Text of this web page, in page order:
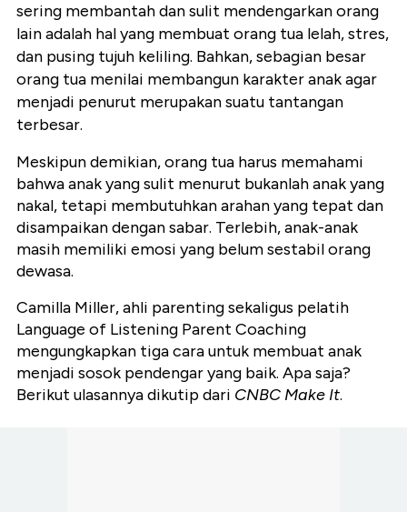
sering membantah dan sulit mendengarkan orang
lain adalah hal yang membuat orang tua lelah, stres,
dan pusing tujuh keliling. Bahkan, sebagian besar
orang tua menilai membangun karakteranakagar
menjadi penurut merupakan suatu tantangan
terbesar.
Meskipun demikian, orang tua harus memahami
bahwa anak yang sulit menurut bukanlah anak yang
nakal, tetapi membutuhkan arahan yang tepat dan
disampaikan dengan sabar. Terlebih, anak-anak
masih memiliki emosi yang belum sestabil orang
dewasa.
Camilla Miller, ahli parenting sekaligus pelatih
Language of Listening Parent Coaching
mengungkapkan tiga cara untuk membuat anak
menjadi sosok pendengar yang baik. Apa saja?
Berikut ulasannya dikutip dari CNBC Make It.